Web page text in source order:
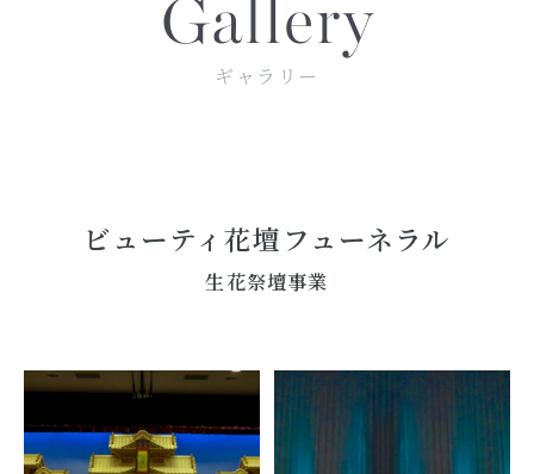
ギャラリー
ビューティ花壇フューネラル
生花祭壇事業